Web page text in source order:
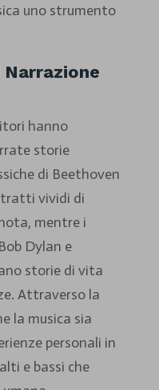
uno strumento
hanno
storie
di Beethoven
vividi di
mentre i
Dylan e
storie di vita
Attraverso la
la musica sia
personali in
e bassi che